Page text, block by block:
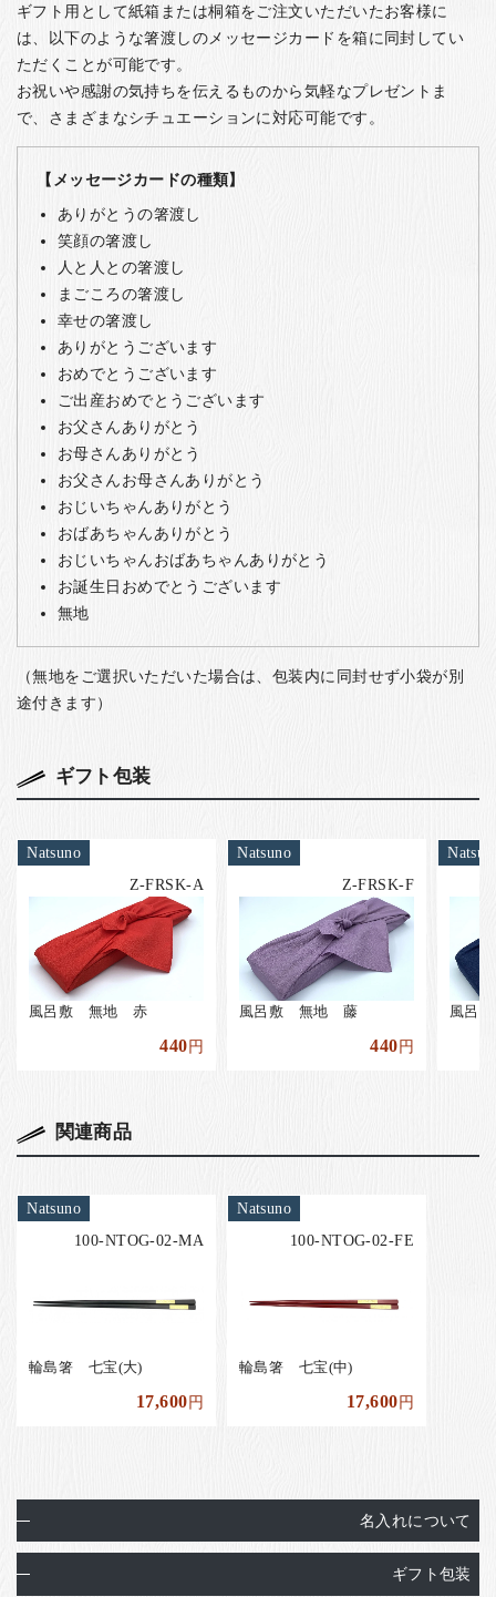
ギフト用として紙箱または桐箱をご注文いただいたお客様に
は、以下のような箸渡しのメッセージカードを箱に同封してい
ただくことが可能です。
お祝いや感謝の気持ちを伝えるものから気軽なプレゼントま
で、さまざまなシチュエーションに対応可能です。
【メッセージカードの種類】
ありがとうの箸渡し
笑顔の箸渡し
人と人との箸渡し
まごころの箸渡し
幸せの箸渡し
ありがとうございます
おめでとうございます
ご出産おめでとうございます
お父さんありがとう
お母さんありがとう
お父さんお母さんありがとう
おじいちゃんありがとう
おばあちゃんありがとう
おじいちゃんおばあちゃんありがとう
お誕生日おめでとうございます
無地
（無地をご選択いただいた場合は、包装内に同封せず小袋が別
途付きます）
ギフト包装
Natsuno
Z-FRSK-A
風呂敷 無地 赤
440円
Natsuno
Z-FRSK-F
風呂敷 無地 藤
440円
風呂
関連商品
Natsuno
100-NTOG-02-MA
輪島箸 七宝(大)
17,600円
Natsuno
100-NTOG-02-FE
輪島箸 七宝(中)
17,600円
名入れについて
ギフト包装